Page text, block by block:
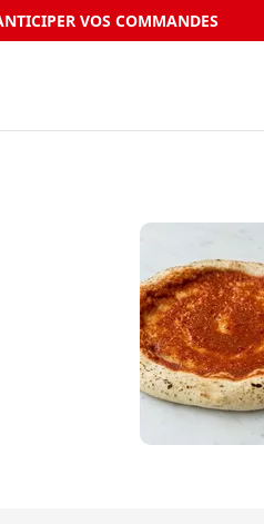
VOS COMMANDES